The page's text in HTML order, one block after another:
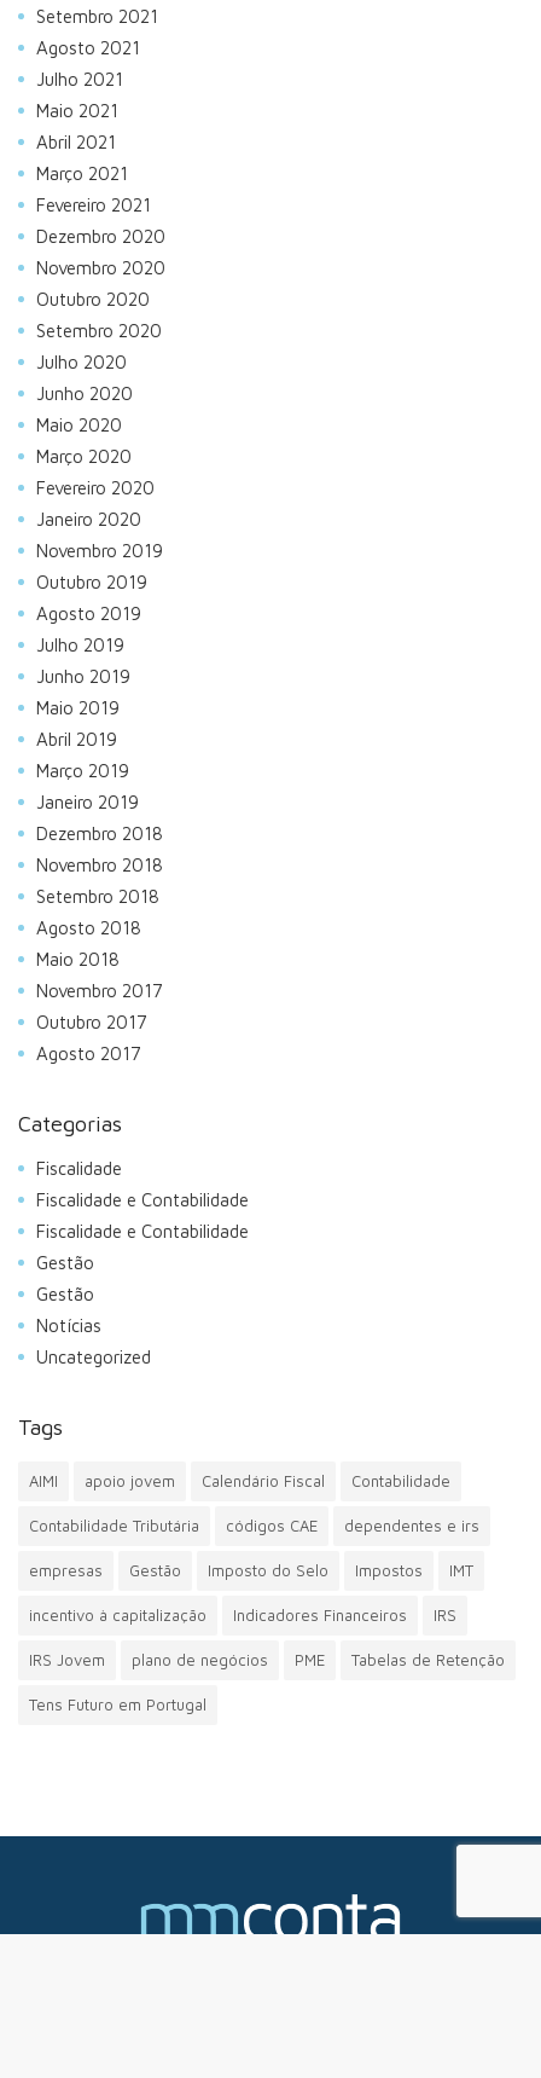
Setembro 2021
Agosto 2021
Julho 2021
Maio 2021
Abril 2021
Março 2021
Fevereiro 2021
Dezembro 2020
Novembro 2020
Outubro 2020
Setembro 2020
Julho 2020
Junho 2020
Maio 2020
Março 2020
Fevereiro 2020
Janeiro 2020
Novembro 2019
Outubro 2019
Agosto 2019
Julho 2019
Junho 2019
Maio 2019
Abril 2019
Março 2019
Janeiro 2019
Dezembro 2018
Novembro 2018
Setembro 2018
Agosto 2018
Maio 2018
Novembro 2017
Outubro 2017
Agosto 2017
Categorias
Fiscalidade
Fiscalidade e Contabilidade
Fiscalidade e Contabilidade
Gestão
Gestão
Notícias
Uncategorized
Tags
AIMI apoio jovem Calendário Fiscal Contabilidade
Contabilidade Tributária códigos CAE dependentes e irs
empresas Gestão Imposto do Selo Impostos IMT
incentivo à capitalização Indicadores Financeiros IRS
IRS Jovem plano de negócios PME Tabelas de Retenção
Tens Futuro em Portugal